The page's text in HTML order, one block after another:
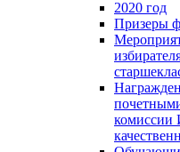
2020 год
Призеры
комиссии